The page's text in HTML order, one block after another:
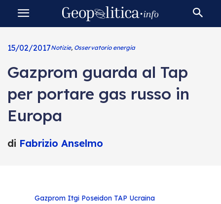
15/02/2017Notizie, Osservatorio energia
Gazprom guarda al Tap
per portare gas russo in
Europa
di Fabrizio Anselmo
Gazprom Itgi Poseidon TAP Ucraina